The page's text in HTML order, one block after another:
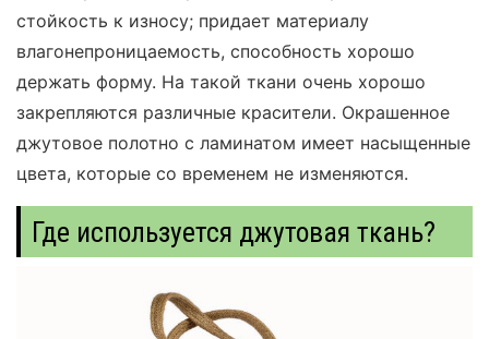
стойкость к износу; придает материалу
влагонепроницаемость, способность хорошо
держать форму. На такой ткани очень хорошо
закрепляются различные красители. Окрашенное
джутовое полотно с ламинатом имеет насыщенные
цвета, которые со временем не изменяются.
Где используется джутовая ткань?